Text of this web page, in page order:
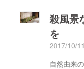
殺風景
を
2017/10/
自然由来